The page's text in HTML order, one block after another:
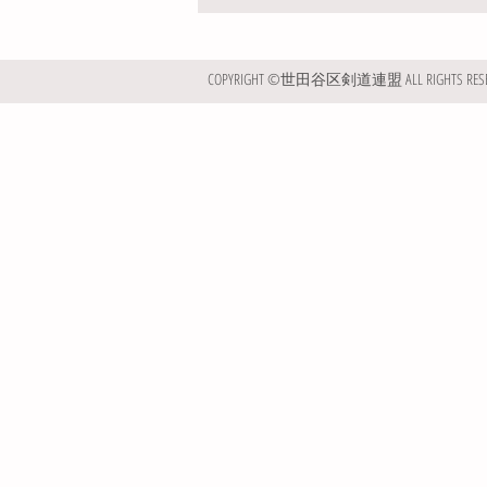
COPYRIGHT ©世田谷区剣道連盟 ALL RIGHTS